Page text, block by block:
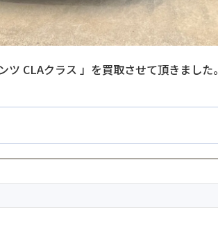
ツ CLAクラス 」を買取させて頂きました。